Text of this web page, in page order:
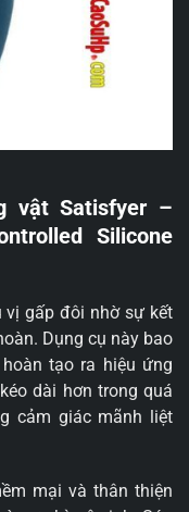
vật Satisfyer –
Silicone
vị gấp đôi nhờ sự kết
Dụng cụ này bao
tạo ra hiệu ứng
dài hơn trong quá
cảm giác mãnh liệt
mại và thân thiện